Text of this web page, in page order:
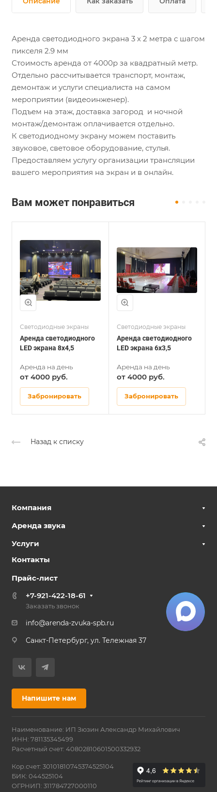
Аренда светодиодного экрана 3 х 2 метра с шагом
пикселя 2.9 мм
Стоимость аренда от 4000р за квадратный метр.
Отдельно рассчитывается транспорт, монтаж,
демонтаж и услуги специалиста на самом
мероприятии (видеоинженер).
Подъем на этаж, доставка загород и ночной
монтаж/демонтаж оплачивается отдельно.
К светодиодному экрану можем поставить
звуковое, световое оборудование, стулья.
Предоставляем услугу организации трансляции
вашего мероприятия на экран и в онлайн.
Вам может понравиться
Светодиодные экраны
Аренда светодиодного
LED экрана 8х4,5
от 4000
Забронировать
Светодиодные экраны
Аренда светодиодного
LED экрана 6х3,5
от 4000
Забронировать
Назад к списку
Компания
Аренда звука
Услуги
Контакты
Прайс-лист
+7-921-422-18-61
Заказать звонок
info@arenda-zvuka-spb.ru
Санкт-Петербург, ул. Тележная 37
Напишите нам
Наименование: ИП Зюзин Александр Михайлович
ИНН: 781135345499
Расчетный счет: 40802810601500332932
Кор.счет: 30101810745374525104
БИК: 044525104
ОГРНИП: 311784727000110